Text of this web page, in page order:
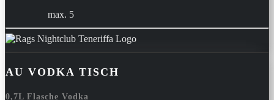
max. 5
AU VODKA TISCH
0,7L Flasche Vodka